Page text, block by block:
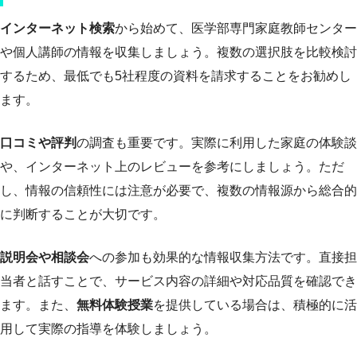
インターネット検索から始めて、医学部専門家庭教師センター
や個人講師の情報を収集しましょう。複数の選択肢を比較検討
するため、最低でも5社程度の資料を請求することをお勧めし
ます。
口コミや評判の調査も重要です。実際に利用した家庭の体験談
や、インターネット上のレビューを参考にしましょう。ただ
し、情報の信頼性には注意が必要で、複数の情報源から総合的
に判断することが大切です。
説明会や相談会への参加も効果的な情報収集方法です。直接担
当者と話すことで、サービス内容の詳細や対応品質を確認でき
ます。また、 無料体験授業を提供している場合は、積極的に活
用して実際の指導を体験しましょう。